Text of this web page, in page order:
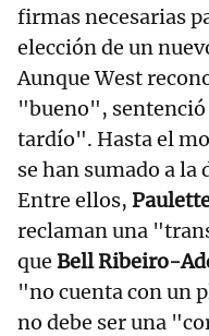
firmas necesarias
elección de un
Aunque West
"bueno",
tardío". Hasta el
se han sumado a
Entre ellos,
reclaman una
que Bell Ribeiro-
"no cuenta con un
no debe ser una